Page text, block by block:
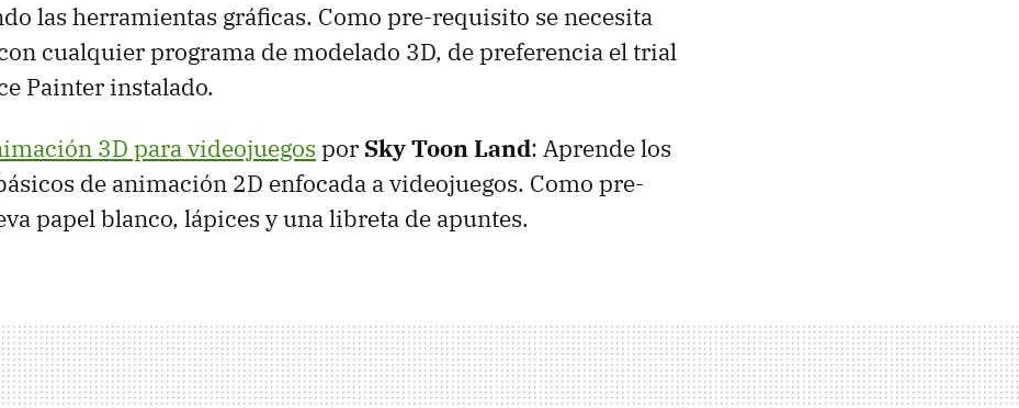
las herramientas gráficas. Como pre-requisito se necesita
cualquier programa de modelado 3D, de preferencia el trial
Painter instalado.
3D para videojuegos por Sky Toon Land: Aprende los
de animación 2D enfocada a videojuegos. Como pre-
papel blanco, lápices y una libreta de apuntes.